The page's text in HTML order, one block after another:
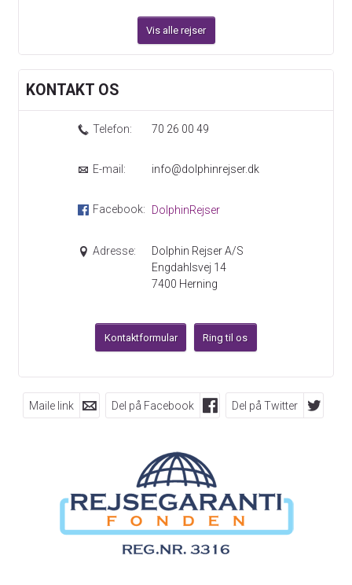
Vis alle rejser
KONTAKT OS
Telefon: 70 26 00 49
E-mail: info@dolphinrejser.dk
Facebook: DolphinRejser
Adresse:
Dolphin Rejser A/S
Engdahlsvej 14
7400 Herning
Kontaktformular Ring til os
Maile link Del på Facebook Del på Twitter